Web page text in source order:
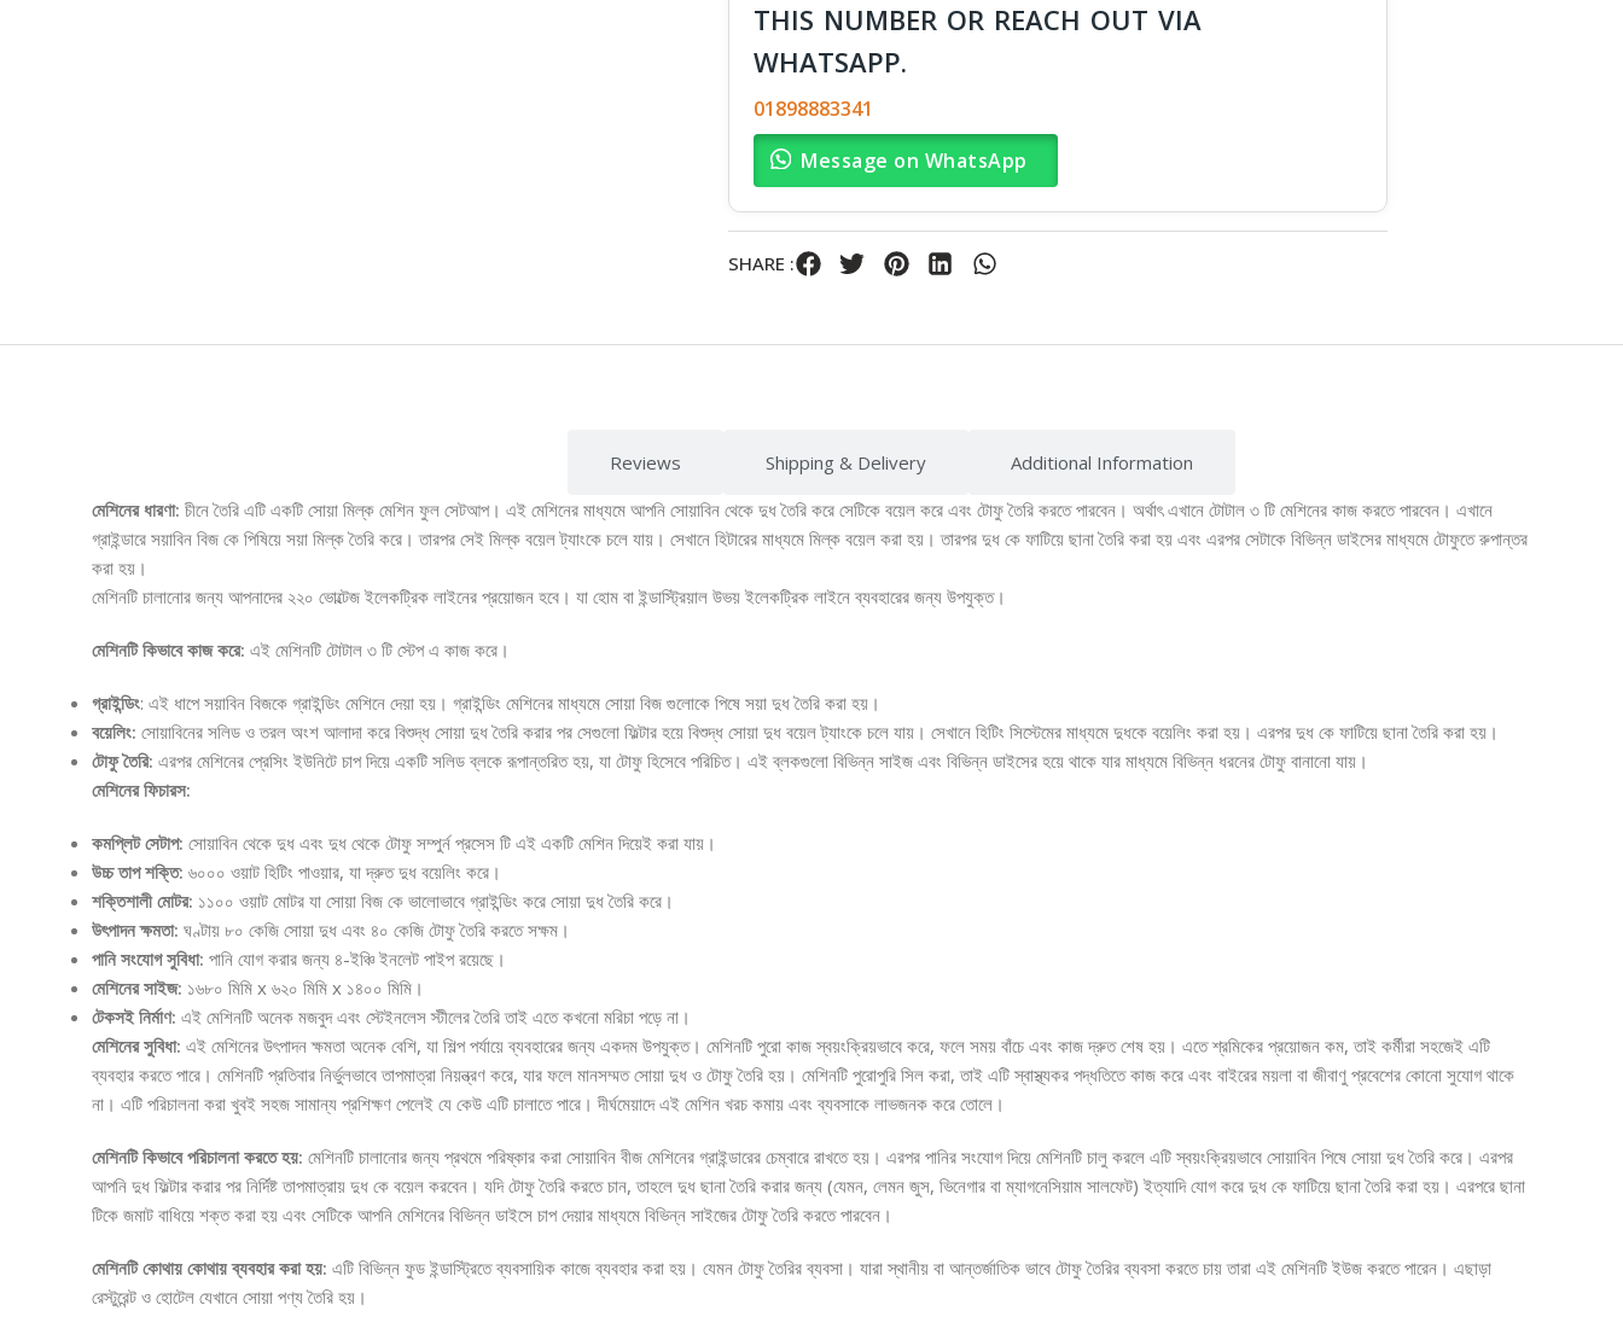
THIS NUMBER OR REACH OUT VIA
WHATSAPP.
01898883341
Message on WhatsApp
SHARE :
Reviews Shipping & Delivery
Additional Information
মেশিনের ধারণা: চীনে তৈরি এটি একটি সোয়া মিল্ক মেশিন ফুল সেটআপ। এই মেশিনের মাধ্যমে আপনি সোয়াবিন থেকে দুধ তৈরি করে সেটিকে বয়েল করে এবং টোফু তৈরি করতে পারবেন। অর্থাৎ এখানে টোটাল ৩ টি মেশিনের কাজ করতে পারবেন। এখানে
গ্রাইন্ডারে সয়াবিন বিজ কে পিষিয়ে সয়া মিল্ক তৈরি করে। তারপর সেই মিল্ক বয়েল ট্যাংকে চলে যায়। সেখানে হিটারের মাধ্যমে মিল্ক বয়েল করা হয়। তারপর দুধ কে ফাটিয়ে ছানা তৈরি করা হয় এবং এরপর সেটাকে বিভিন্ন ডাইসের মাধ্যমে টোফুতে রুপান্তর
করা হয়।
মেশিনটি চালানোর জন্য আপনাদের ২২০ ভোল্টেজ ইলেকট্রিক লাইনের প্রয়োজন হবে। যা হোম বা ইন্ডাস্ট্রিয়াল উভয় ইলেকট্রিক লাইনে ব্যবহারের জন্য উপযুক্ত।
মেশিনটি কিভাবে কাজ করে: এই মেশিনটি টোটাল ৩ টি স্টেপ এ কাজ করে।
গ্রাইন্ডিং: এই ধাপে সয়াবিন বিজকে গ্রাইন্ডিং মেশিনে দেয়া হয়। গ্রাইন্ডিং মেশিনের মাধ্যমে সোয়া বিজ গুলোকে পিষে সয়া দুধ তৈরি করা হয়।
বয়েলিং: সোয়াবিনের সলিড ও তরল অংশ আলাদা করে বিশুদ্ধ সোয়া দুধ তৈরি করার পর সেগুলো ফিল্টার হয়ে বিশুদ্ধ সোয়া দুধ বয়েল ট্যাংকে চলে যায়। সেখানে হিটিং সিস্টেমের মাধ্যমে দুধকে বয়েলিং করা হয়। এরপর দুধ কে ফাটিয়ে ছানা তৈরি করা হয়।
টোফু তৈরি: এরপর মেশিনের প্রেসিং ইউনিটে চাপ দিয়ে একটি সলিড ব্লকে রূপান্তরিত হয়, যা টোফু হিসেবে পরিচিত। এই ব্লকগুলো বিভিন্ন সাইজ এবং বিভিন্ন ডাইসের হয়ে থাকে যার মাধ্যমে বিভিন্ন ধরনের টোফু বানানো যায়।
মেশিনের ফিচারস:
কমপ্লিট সেটাপ: সোয়াবিন থেকে দুধ এবং দুধ থেকে টোফু সম্পুর্ন প্রসেস টি এই একটি মেশিন দিয়েই করা যায়।
উচ্চ তাপ শক্তি: ৬০০০ ওয়াট হিটিং পাওয়ার, যা দ্রুত দুধ বয়েলিং করে।
শক্তিশালী মোটর: ১১০০ ওয়াট মোটর যা সোয়া বিজ কে ভালোভাবে গ্রাইন্ডিং করে সোয়া দুধ তৈরি করে।
উৎপাদন ক্ষমতা: ঘণ্টায় ৮০ কেজি সোয়া দুধ এবং ৪০ কেজি টোফু তৈরি করতে সক্ষম।
পানি সংযোগ সুবিধা: পানি যোগ করার জন্য ৪-ইঞ্চি ইনলেট পাইপ রয়েছে।
মেশিনের সাইজ: ১৬৮০ মিমি x ৬২০ মিমি x ১৪০০ মিমি।
টেকসই নির্মাণ: এই মেশিনটি অনেক মজবুদ এবং স্টেইনলেস স্টীলের তৈরি তাই এতে কখনো মরিচা পড়ে না।
মেশিনের সুবিধা: এই মেশিনের উৎপাদন ক্ষমতা অনেক বেশি, যা শিল্প পর্যায়ে ব্যবহারের জন্য একদম উপযুক্ত। মেশিনটি পুরো কাজ স্বয়ংক্রিয়ভাবে করে, ফলে সময় বাঁচে এবং কাজ দ্রুত শেষ হয়। এতে শ্রমিকের প্রয়োজন কম, তাই কর্মীরা সহজেই এটি
ব্যবহার করতে পারে। মেশিনটি প্রতিবার নির্ভুলভাবে তাপমাত্রা নিয়ন্ত্রণ করে, যার ফলে মানসম্মত সোয়া দুধ ও টোফু তৈরি হয়। মেশিনটি পুরোপুরি সিল করা, তাই এটি স্বাস্থ্যকর পদ্ধতিতে কাজ করে এবং বাইরের ময়লা বা জীবাণু প্রবেশের কোনো সুযোগ থাকে
না। এটি পরিচালনা করা খুবই সহজ সামান্য প্রশিক্ষণ পেলেই যে কেউ এটি চালাতে পারে। দীর্ঘমেয়াদে এই মেশিন খরচ কমায় এবং ব্যবসাকে লাভজনক করে তোলে।
মেশিনটি কিভাবে পরিচালনা করতে হয়: মেশিনটি চালানোর জন্য প্রথমে পরিষ্কার করা সোয়াবিন বীজ মেশিনের গ্রাইন্ডারের চেম্বারে রাখতে হয়। এরপর পানির সংযোগ দিয়ে মেশিনটি চালু করলে এটি স্বয়ংক্রিয়ভাবে সোয়াবিন পিষে সোয়া দুধ তৈরি করে। এরপর
আপনি দুধ ফিল্টার করার পর নির্দিষ্ট তাপমাত্রায় দুধ কে বয়েল করবেন। যদি টোফু তৈরি করতে চান, তাহলে দুধ ছানা তৈরি করার জন্য (যেমন, লেমন জুস, ভিনেগার বা ম্যাগনেসিয়াম সালফেট) ইত্যাদি যোগ করে দুধ কে ফাটিয়ে ছানা তৈরি করা হয়। এরপরে ছানা
টিকে জমাট বাধিয়ে শক্ত করা হয় এবং সেটিকে আপনি মেশিনের বিভিন্ন ডাইসে চাপ দেয়ার মাধ্যমে বিভিন্ন সাইজের টোফু তৈরি করতে পারবেন।
মেশিনটি কোথায় কোথায় ব্যবহার করা হয়: এটি বিভিন্ন ফুড ইন্ডাস্ট্রিতে ব্যবসায়িক কাজে ব্যবহার করা হয়। যেমন টোফু তৈরির ব্যবসা। যারা স্থানীয় বা আন্তর্জাতিক ভাবে টোফু তৈরির ব্যবসা করতে চায় তারা এই মেশিনটি ইউজ করতে পারেন। এছাড়া
রেস্টুরেন্ট ও হোটেল যেখানে সোয়া পণ্য তৈরি হয়।